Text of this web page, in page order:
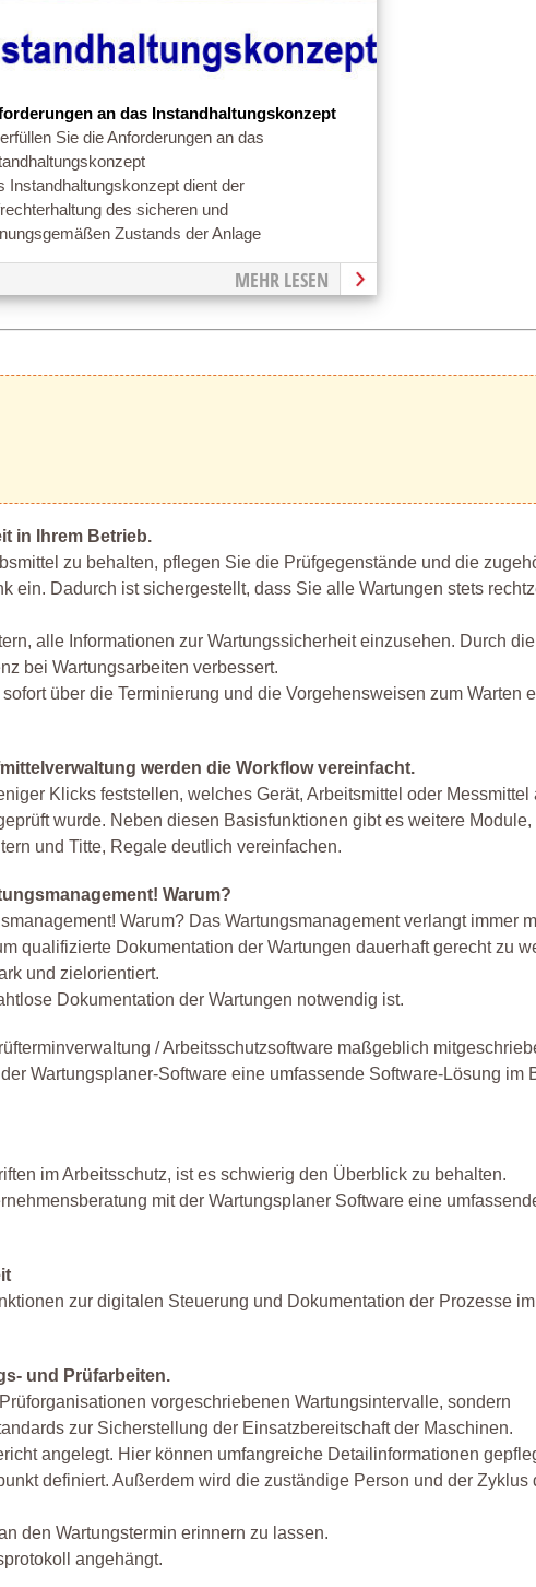
an das Instandhaltungskonzept
Sie die Anforderungen an das
Instandhaltungskonzept dient der
des sicheren und
Zustands der Anlage
MEHR LESEN
in Ihrem Betrieb.
zu behalten, pflegen Sie die Prüfgegenstände und die
ein. Dadurch ist sichergestellt, dass Sie alle Wartungen stets
alle Informationen zur Wartungssicherheit einzusehen. Durch die
bei Wartungsarbeiten verbessert.
über die Terminierung und die Vorgehensweisen zum Warten
werden die Workflow vereinfacht.
Klicks feststellen, welches Gerät, Arbeitsmittel oder Messmittel
wurde. Neben diesen Basisfunktionen gibt es weitere
und Titte, Regale deutlich vereinfachen.
Warum?
Warum? Das Wartungsmanagement verlangt immer
qualifizierte Dokumentation der Wartungen dauerhaft gerecht zu
und zielorientiert.
Dokumentation der Wartungen notwendig ist.
/ Arbeitsschutzsoftware maßgeblich
Wartungsplaner-Software eine umfassende Software-Lösung im
im Arbeitsschutz, ist es schwierig den Überblick zu behalten.
mit der Wartungsplaner Software eine
zur digitalen Steuerung und Dokumentation der Prozesse im
und Prüfarbeiten.
vorgeschriebenen Wartungsintervalle, sondern
zur Sicherstellung der Einsatzbereitschaft der Maschinen.
angelegt. Hier können umfangreiche Detailinformationen
definiert. Außerdem wird die zuständige Person und der Zyklus
den Wartungstermin erinnern zu lassen.
angehängt.